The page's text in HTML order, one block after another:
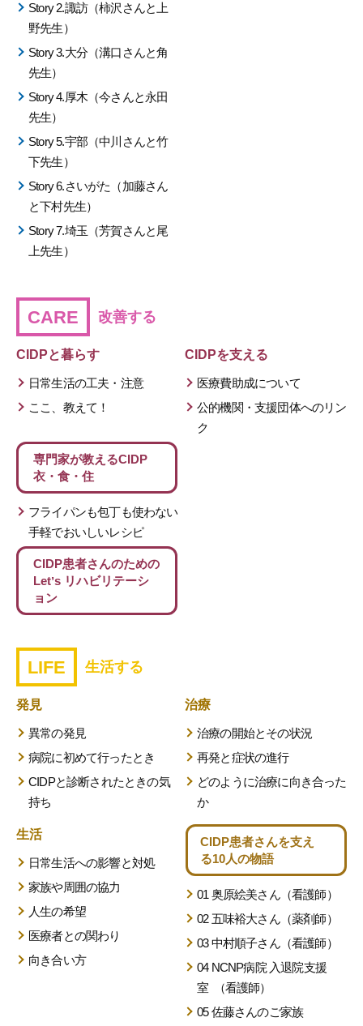
Story 2.諏訪（柿沢さんと上
野先生）
Story 3.大分（溝口さんと角
先生）
Story 4.厚木（今さんと永田
先生）
Story 5.宇部（中川さんと竹
下先生）
Story 6.さいがた（加藤さん
と下村先生）
Story 7.埼玉（芳賀さんと尾
上先生）
CARE 改善する
CIDPと暮らす
日常生活の工夫・注意
ここ、教えて！
CIDPを支える
医療費助成について
公的機関・支援団体へのリン
ク
専門家が教えるCIDP
衣・食・住
フライパンも包丁も使わない
手軽でおいしいレシピ
CIDP患者さんのための
Letʼs リハビリテーシ
ョン
LIFE 生活する
発見
異常の発見
病院に初めて行ったとき
CIDPと診断されたときの気
持ち
治療
治療の開始とその状況
再発と症状の進行
どのように治療に向き合った
か
生活
日常生活への影響と対処
家族や周囲の協力
人生の希望
医療者との関わり
向き合い方
CIDP患者さんを支え
る10人の物語
01 奥原絵美さん（看護師）
02 五味裕大さん（薬剤師）
03 中村順子さん（看護師）
04 NCNP病院 入退院支援
室 （看護師）
05 佐藤さんのご家族